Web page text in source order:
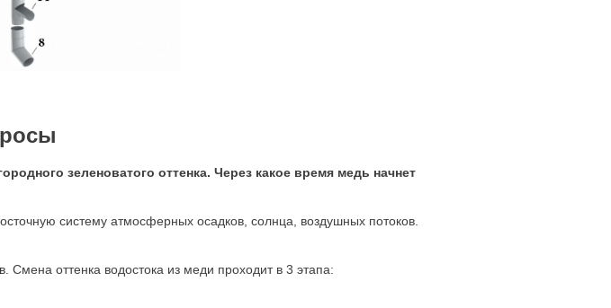
зеленоватого оттенка. Через какое время медь начнет
систему атмосферных осадков, солнца, воздушных потоков.
Смена оттенка водостока из меди проходит в 3 этапа: